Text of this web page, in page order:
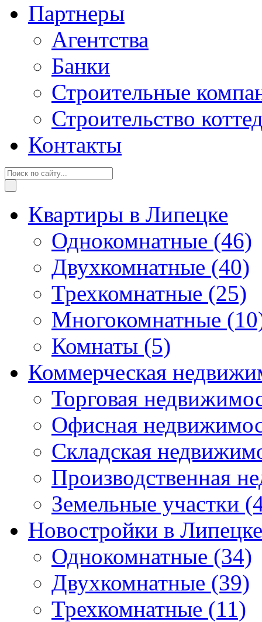
Партнеры
Агентства
Банки
Строительные
Строительство
Контакты
Квартиры в Липецке
Однокомнатные (46)
Двухкомнатные (40)
Трехкомнатные (25)
Многокомнатные
Комнаты (5)
Коммерческая
Торговая
Офисная
Складская
Производственная
Земельные участки
Новостройки в Липецке
Однокомнатные (34)
Двухкомнатные (39)
Трехкомнатные (11)